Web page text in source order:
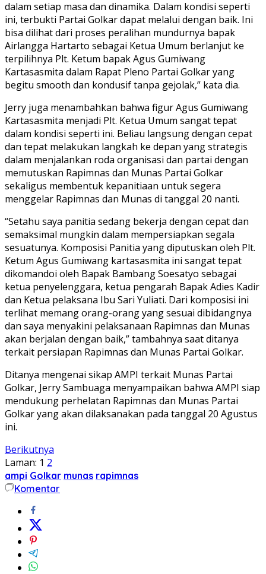
dalam setiap masa dan dinamika. Dalam kondisi seperti
ini, terbukti Partai Golkar dapat melalui dengan baik. Ini
bisa dilihat dari proses peralihan mundurnya bapak
Airlangga Hartarto sebagai Ketua Umum berlanjut ke
terpilihnya Plt. Ketum bapak Agus Gumiwang
Kartasasmita dalam Rapat Pleno Partai Golkar yang
begitu smooth dan kondusif tanpa gejolak,” kata dia.
Jerry juga menambahkan bahwa figur Agus Gumiwang
Kartasasmita menjadi Plt. Ketua Umum sangat tepat
dalam kondisi seperti ini. Beliau langsung dengan cepat
dan tepat melakukan langkah ke depan yang strategis
dalam menjalankan roda organisasi dan partai dengan
memutuskan Rapimnas dan Munas Partai Golkar
sekaligus membentuk kepanitiaan untuk segera
menggelar Rapimnas dan Munas di tanggal 20 nanti.
“Setahu saya panitia sedang bekerja dengan cepat dan
semaksimal mungkin dalam mempersiapkan segala
sesuatunya. Komposisi Panitia yang diputuskan oleh Plt.
Ketum Agus Gumiwang kartasasmita ini sangat tepat
dikomandoi oleh Bapak Bambang Soesatyo sebagai
ketua penyelenggara, ketua pengarah Bapak Adies Kadir
dan Ketua pelaksana Ibu Sari Yuliati. Dari komposisi ini
terlihat memang orang-orang yang sesuai dibidangnya
dan saya menyakini pelaksanaan Rapimnas dan Munas
akan berjalan dengan baik,” tambahnya saat ditanya
terkait persiapan Rapimnas dan Munas Partai Golkar.
Ditanya mengenai sikap AMPI terkait Munas Partai
Golkar, Jerry Sambuaga menyampaikan bahwa AMPI siap
mendukung perhelatan Rapimnas dan Munas Partai
Golkar yang akan dilaksanakan pada tanggal 20 Agustus
ini.
Berikutnya
Laman: 1 2
ampi Golkar munas rapimnas
Komentar